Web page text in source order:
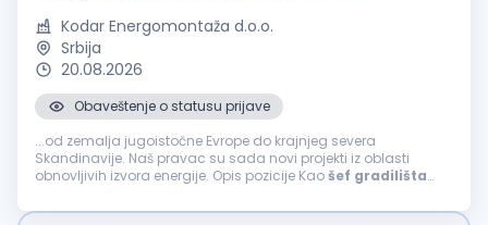
Kodar Energomontaža d.o.o.
Srbija
20.08.2026
Obaveštenje o statusu prijave
...od zemalja jugoistočne Evrope do krajnjeg severa
Skandinavije. Naš pravac su sada novi projekti iz oblasti
obnovljivih izvora energije. Opis pozicije Kaošef gradilišta
elektroenergetskih objekata. Tvoja...